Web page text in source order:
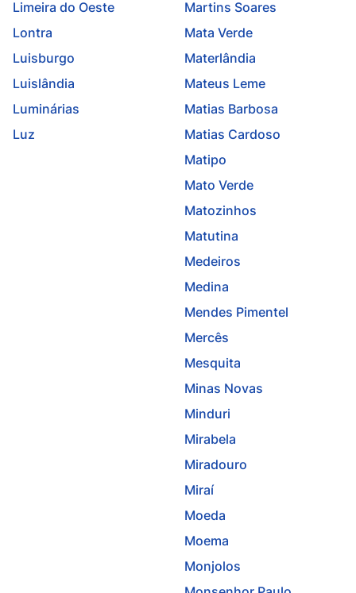
Limeira do Oeste
Lontra
Luisburgo
Luislândia
Luminárias
Luz
Martins Soares
Mata Verde
Materlândia
Mateus Leme
Matias Barbosa
Matias Cardoso
Matipo
Mato Verde
Matozinhos
Matutina
Medeiros
Medina
Mendes Pimentel
Mercês
Mesquita
Minas Novas
Minduri
Mirabela
Miradouro
Miraí
Moeda
Moema
Monjolos